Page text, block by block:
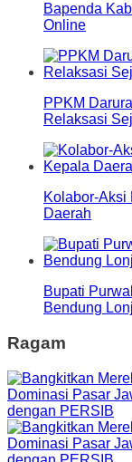
Bapenda
Online
PPKM
Relaksasi
Kolabor-Aksi
Daerah
Bupati
Bendung
Ragam